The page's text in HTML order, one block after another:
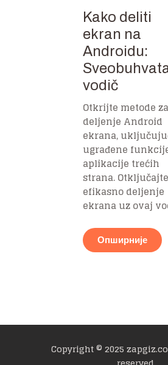
Kako deliti
ekran na
Androidu:
vodič
Otkrijte metode za
deljenje Android
ekrana,
ugrađene
aplikacije trećih
strana. Otključajte
efikasno deljenje
ekrana uz ovaj
Опширније
Copyright © 2025